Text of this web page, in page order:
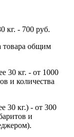
кг. - 700 руб.
товара общим
30 кг. - от 1000
и количества
30 кг.) - от 300
и